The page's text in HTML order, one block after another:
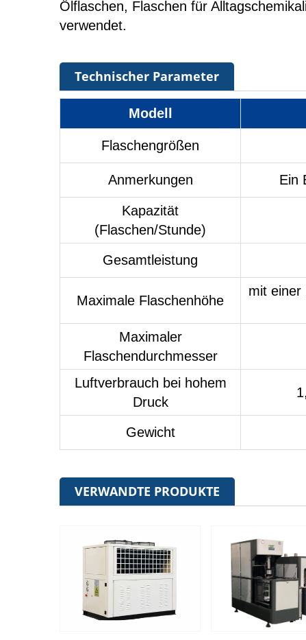
Ölflaschen, Flaschen für
verwendet.
Technischer Parameter
Modell
Flaschengrößen
Anmerkungen Ein
Kapazität
(Flaschen/Stunde)
Gesamtleistung
Maximale Flaschenhöhe
mit einer
Maximaler
Flaschendurchmesser
Luftverbrauch bei hohem
Druck
Gewicht
VERWANDTE PRODUKTE